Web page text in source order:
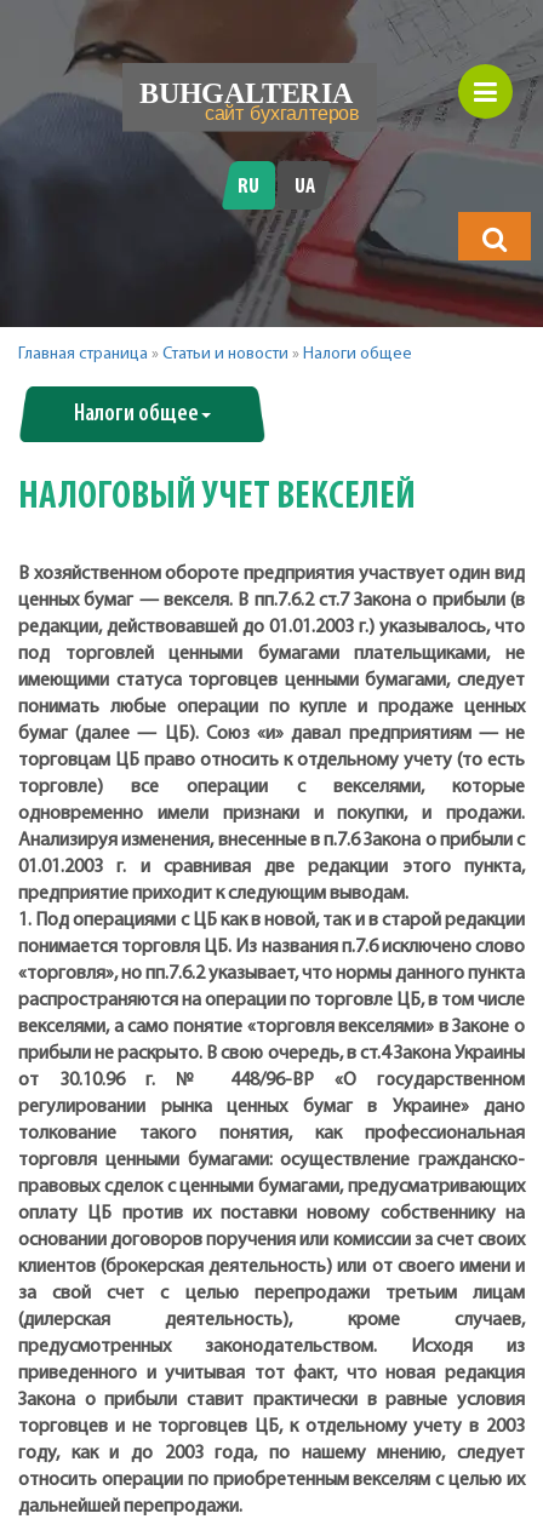
будете
искать?
RU UA
Главная страница » Статьи и новости » Налоги общее
Налоги общее
НАЛОГОВЫЙ УЧЕТ ВЕКСЕЛЕЙ
В хозяйственном обороте предприятия участвует один вид
ценных бумаг — векселя. В пп.7.6.2 ст.7 Закона о прибыли (в
редакции, действовавшей до 01.01.2003 г.) указывалось, что
под торговлей ценными бумагами плательщиками, не
имеющими статуса торговцев ценными бумагами, следует
понимать любые операции по купле и продаже ценных
бумаг (далее — ЦБ). Союз «и» давал предприятиям — не
торговцам ЦБ право относить к отдельному учету (то есть
торговле) все операции с векселями, которые
одновременно имели признаки и покупки, и продажи.
Анализируя изменения, внесенные в п.7.6 Закона о прибыли с
01.01.2003 г. и сравнивая две редакции этого пункта,
предприятие приходит к следующим выводам.
1. Под операциями с ЦБ как в новой, так и в старой редакции
понимается торговля ЦБ. Из названия п.7.6 исключено слово
«торговля», но пп.7.6.2 указывает, что нормы данного пункта
распространяются на операции по торговле ЦБ, в том числе
векселями, а само понятие «торговля векселями» в Законе о
прибыли не раскрыто. В свою очередь, в ст.4 Закона Украины
от 30.10.96 г. № 448/96-ВР «О государственном
регулировании рынка ценных бумаг в Украине» дано
толкование такого понятия, как профессиональная
торговля ценными бумагами: осуществление гражданско-
правовых сделок с ценными бумагами, предусматривающих
оплату ЦБ против их поставки новому собственнику на
основании договоров поручения или комиссии за счет своих
клиентов (брокерская деятельность) или от своего имени и
за свой счет с целью перепродажи третьим лицам
(дилерская деятельность), кроме случаев,
предусмотренных законодательством. Исходя из
приведенного и учитывая тот факт, что новая редакция
Закона о прибыли ставит практически в равные условия
торговцев и не торговцев ЦБ, к отдельному учету в 2003
году, как и до 2003 года, по нашему мнению, следует
относить операции по приобретенным векселям с целью их
дальнейшей перепродажи.